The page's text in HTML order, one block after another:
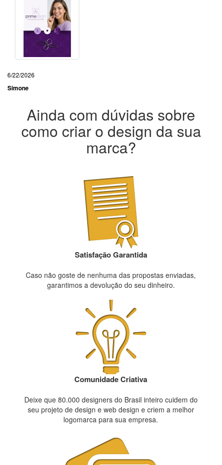
6/22/2026
Simone
Ainda com dúvidas sobre
como criar o design da sua
marca?
Satisfação Garantida
Caso não goste de nenhuma das propostas enviadas,
garantimos a devolução do seu dinheiro.
Comunidade Criativa
Deixe que 80.000 designers do Brasil inteiro cuidem do
seu projeto de design e web design e criem a melhor
logomarca para sua empresa.